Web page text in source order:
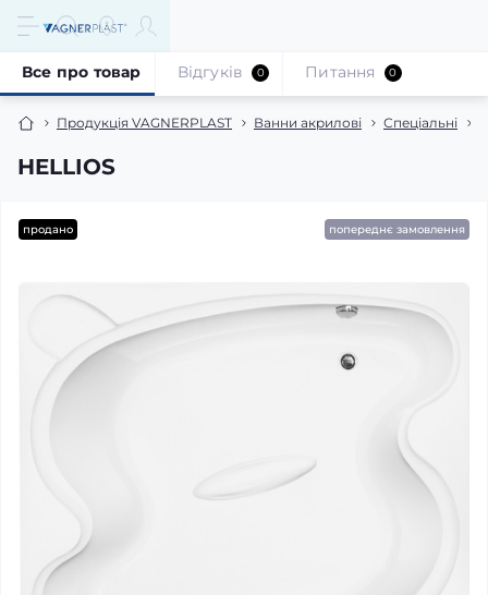
Продукція VAGNERPLAST Ванни акрилові Спеціальні
HELLIOS
Все про товар Відгуків 0 Питання 0
продано попереднє замовлення